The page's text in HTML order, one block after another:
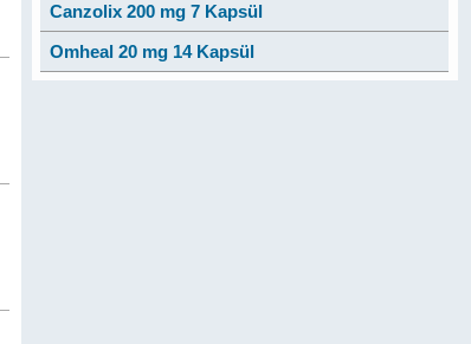
Canzolix 200 mg 7 Kapsül
Omheal 20 mg 14 Kapsül